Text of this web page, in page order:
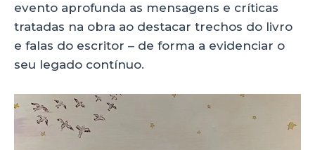
evento aprofunda as mensagens e críticas
tratadas na obra ao destacar trechos do livro
e falas do escritor – de forma a evidenciar o
seu legado contínuo.